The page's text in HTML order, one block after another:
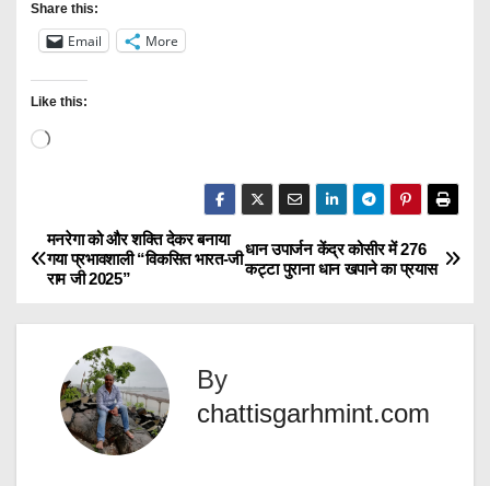
Share this:
Email More
Like this:
L
i
n
g
P
धान उपार्जन केंद्र कोसीर में 276
कट्टा पुराना धान खपाने का प्रयास
मनरेगा को और शक्ति देकर बनाया
गया प्रभावशाली “विकसित भारत-जी
राम जी 2025”
By
chattisgarhmint.com